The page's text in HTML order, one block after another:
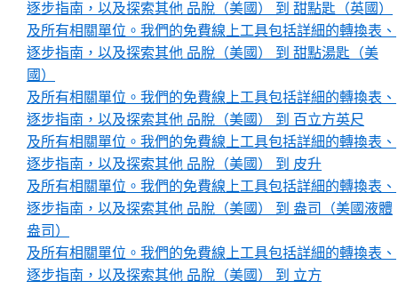
逐步指南，以及探索其他 品脫（美國） 到 甜點匙（英國）
及所有相關單位。我們的免費線上工具包括詳細的轉換表、
逐步指南，以及探索其他 品脫（美國） 到 甜點湯匙（美
國）
及所有相關單位。我們的免費線上工具包括詳細的轉換表、
逐步指南，以及探索其他 品脫（美國） 到 百立方英尺
及所有相關單位。我們的免費線上工具包括詳細的轉換表、
逐步指南，以及探索其他 品脫（美國） 到 皮升
及所有相關單位。我們的免費線上工具包括詳細的轉換表、
逐步指南，以及探索其他 品脫（美國） 到 盎司（美國液體
盎司）
及所有相關單位。我們的免費線上工具包括詳細的轉換表、
逐步指南，以及探索其他 品脫（美國） 到 立方